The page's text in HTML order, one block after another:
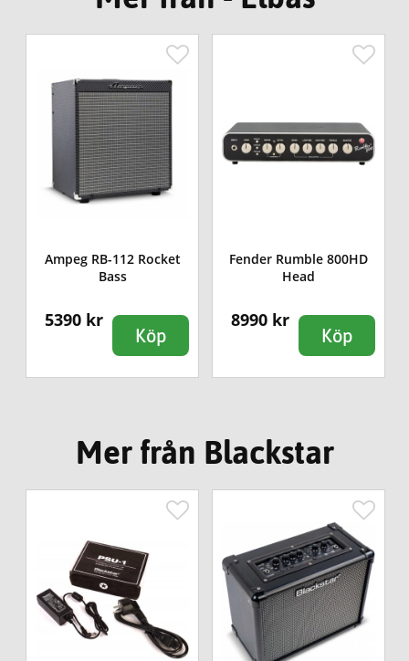
Ampeg RB-112 Rocket
Bass
5390 kr
Köp
Fender Rumble 800HD
Head
8990 kr
Köp
Mer från Blackstar